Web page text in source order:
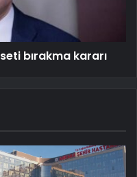
bırakma kararı